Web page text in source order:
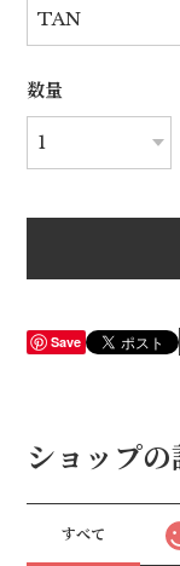
数量
Save
ショップの
すべて